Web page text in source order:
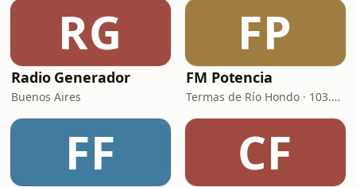
RG
Radio Generador
Buenos Aires
FP
FM Potencia
Termas de Río Hondo · 103.9 FM
FF CF